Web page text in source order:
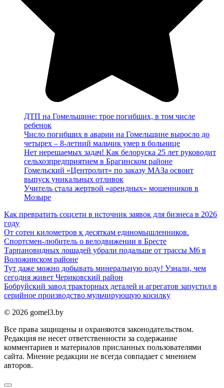
ДТП на Гомельщине: трое погибших, в том числе
ребенок
Число погибших в аварии на Гомельщине выросло до
четырех – 8-летний мальчик умер в больнице
Нет нерешаемых задач! Как белоруска 25 лет руководит
сельхозпредприятием в Брагинском районе
Гомельский «Центролит» по заказу МАЗа освоит
выпуск уникальных отливок
Учитель стала жертвой «арендных» мошенников в
Мозыре
Как превратить соцсети в источник заявок для бизнеса в 2026
году
От сотен километров к десяткам единомышленников.
Спортсмен-любитель о велодвижении в Бресте
Тарпановидных лошадей убрали подальше от трассы М6 в
Воложинском районе
Тут даже можно добывать минеральную воду! Узнали, чем
сегодня живет Чериковский район
Бобруйский завод тракторных деталей и агрегатов запустил в
серийное производство мульчирующую косилку
© 2026 gomel3.by
Все права защищены и охраняются законодательством.
Редакция не несет ответственности за содержание
комментариев и материалов присланных пользователями
сайта. Мнение редакции не всегда совпадает с мнением
авторов.